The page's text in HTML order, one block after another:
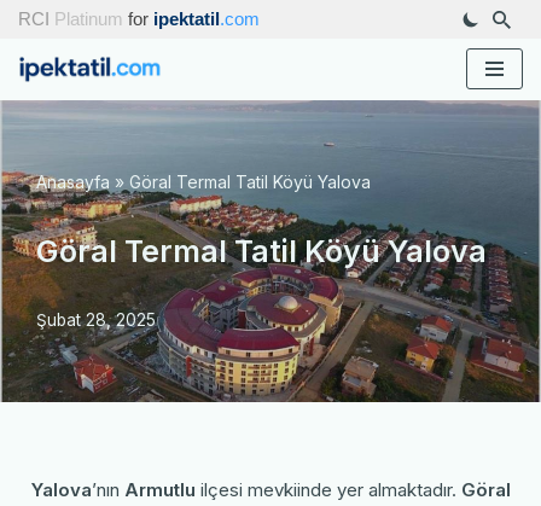
İçeriğe
geç
RCI Platinum for ipektatil.com
Anasayfa » Göral Termal Tatil Köyü Yalova
Göral Termal Tatil Köyü Yalova
Şubat 28, 2025
Yalova’nın Armutlu ilçesi mevkiinde yer almaktadır. Göral